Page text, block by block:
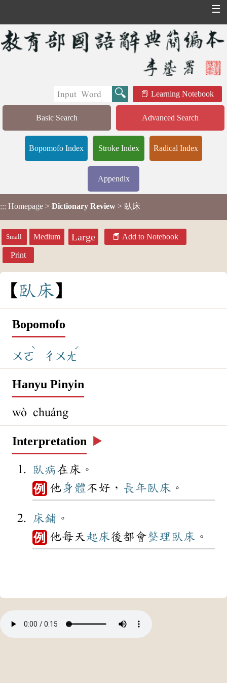
☰
Learning Notebook
Basic Search Advanced Search
Bopomofo Index Stroke Index Radical Index
Appendix
::: Homepage > Dictionary Review > 臥床
Small Medium Large Add to Notebook
Print
臥 床
Bopomofo
ㄨㄛ
ˋ
ㄔㄨㄤ
ˊ
Hanyu Pinyin
wò chuáng
Interpretation ▶️
臥病在床。
例 他身體不好， 長年臥床 。
床鋪 。
例 他每天 起床後都會整理 臥床 。